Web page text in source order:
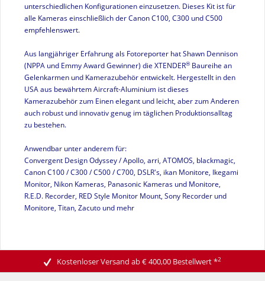
unterschiedlichen Konfigurationen einzusetzen. Dieses Kit ist für
alle Kameras einschließlich der Canon C100, C300 und C500
empfehlenswert.
Aus langjähriger Erfahrungals Fotoreporter hat Shawn Dennison
(NPPA und Emmy Award Gewinner) die XTENDER® Baureihe an
Gelenkarmen und Kamerazubehörentwickelt. Hergestellt in den
USA aus bewährtem Aircraft-Aluminium ist dieses
Kamerazubehör zum Einenelegant und leicht, aber zum Anderen
auch robust und innovativ genug im täglichen Produktionsalltag
zu bestehen.
Anwendbar unter anderem für:
Convergent Design Odyssey /Apollo, arri, ATOMOS, blackmagic,
Canon C100 / C300 / C500 / C700, DSLR's, ikan Monitore, Ikegami
Monitor, Nikon Kameras, Panasonic Kameras und Monitore,
R.E.D. Recorder, RED Style Monitor Mount, Sony Recorder und
Monitore, Titan, Zacuto und mehr
Kostenloser Versand ab € 400,00 Bestellwert*2